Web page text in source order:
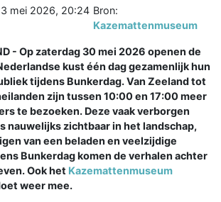
mei 2026, 20:24 Bron:
Kazemattenmuseum
- Op zaterdag 30 mei 2026 openen de
kust één dag gezamenlijk hun
tijdens Bunkerdag. Van Zeeland tot
zijn tussen 10:00 en 17:00 meer
te bezoeken. Deze vaak verborgen
nauwelijks zichtbaar in het landschap,
van een beladen en veelzijdige
Bunkerdag komen de verhalen achter
Ook het Kazemattenmuseum
weer mee.